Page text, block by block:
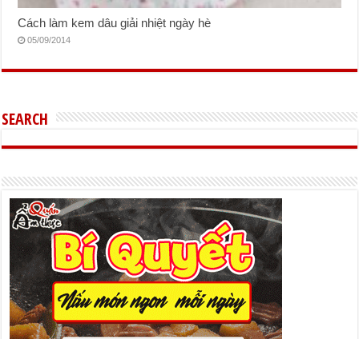
Cách làm kem dâu giải nhiệt ngày hè
05/09/2014
SEARCH